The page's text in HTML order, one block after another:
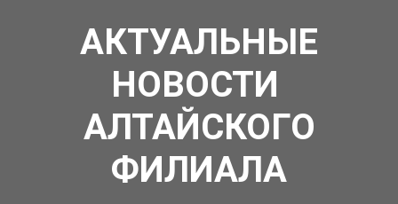
АКТУАЛЬНЫЕ
НОВОСТИ
АЛТАЙСКОГО
ФИЛИАЛА